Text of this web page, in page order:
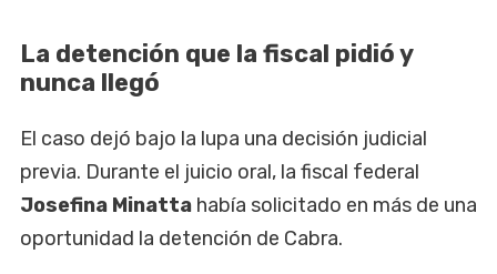
La detención que la fiscal pidió y
nunca llegó
El caso dejó bajo la lupa una decisión judicial
previa. Durante el juicio oral, la fiscal federal
Josefina Minatta había solicitado en más de una
oportunidad la detención de Cabra.